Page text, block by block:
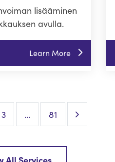
lisääminen
avulla.
Learn More
3 … 81 Next Page